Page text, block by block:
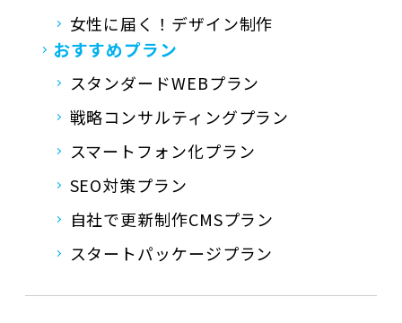
女性に届く！デザイン制作
おすすめプラン
スタンダードWEBプラン
戦略コンサルティングプラン
スマートフォン化プラン
SEO対策プラン
自社で更新制作CMSプラン
スタートパッケージプラン